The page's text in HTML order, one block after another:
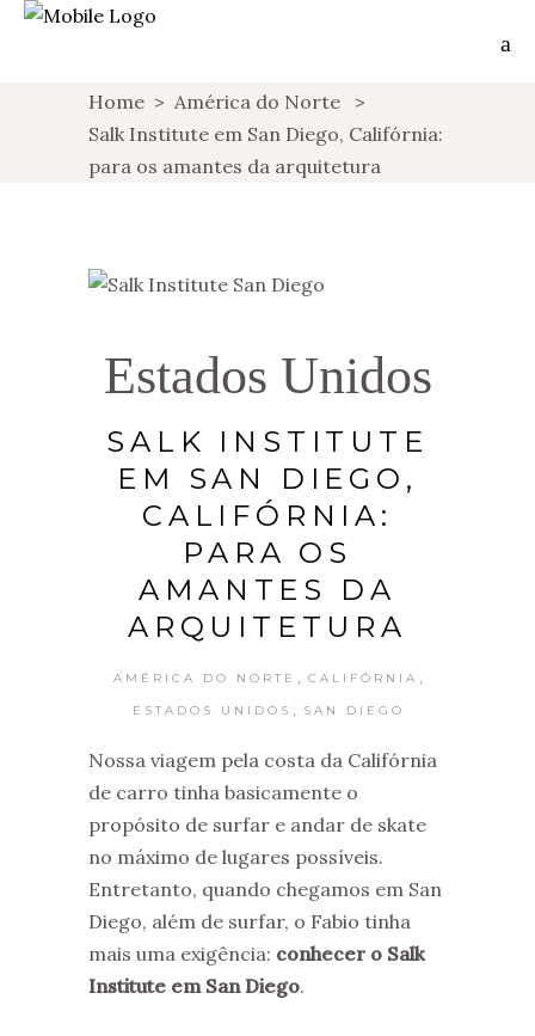
Home > América do Norte
>
Salk Institute em San Diego, Califórnia:
para os amantes da arquitetura
Estados Unidos
SALK INSTITUTE
EM SAN DIEGO,
CALIFÓRNIA:
PARA OS
AMANTES DA
ARQUITETURA
AMÉRICA DO NORTE CALIFÓRNIA
ESTADOS UNIDOS SAN DIEGO
Nossa viagem pela costa da Califórnia
de carro tinha basicamente o
propósito de surfar e andar de skate
no máximo de lugares possíveis.
Entretanto, quando chegamos em San
Diego, além de surfar, o Fabio tinha
mais uma exigência: conhecer o Salk
Institute em San Diego.